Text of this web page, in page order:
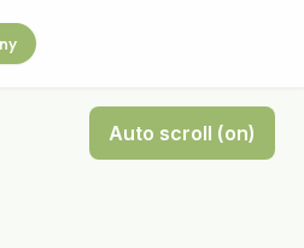
Auto scroll (on)